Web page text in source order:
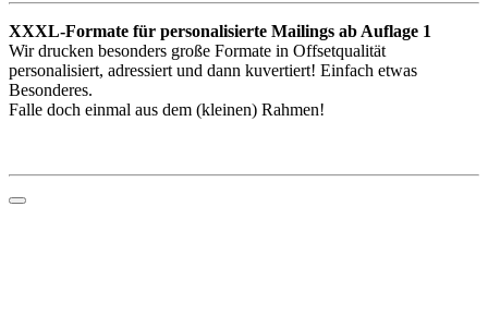
XXXL-Formate für personalisierte Mailings ab Auflage 1
Wir drucken besonders große Formate in Offsetqualität
personalisiert, adressiert und dann kuvertiert! Einfach etwas
Besonderes.
Falle doch einmal aus dem (kleinen) Rahmen!